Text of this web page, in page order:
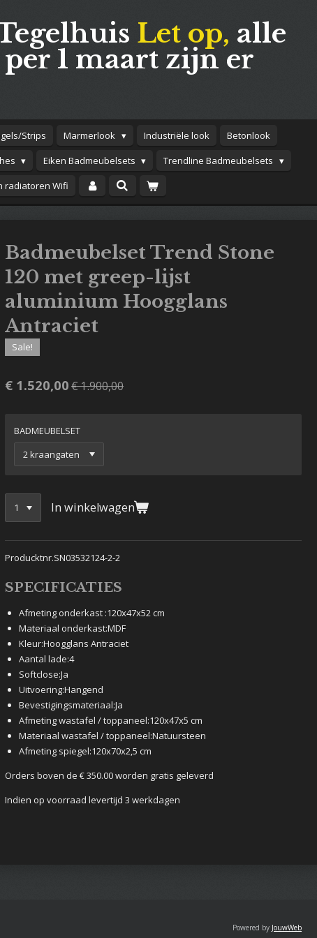
Let op, alle
1 maart zijn er
Strips Marmerlook Industriële look
Betonlook
Eiken Badmeubelsets
Trendline Badmeubelsets
radiatoren Wifi
Badmeubelset Trend Stone
120 met greep-lijst
aluminium Hoogglans
Antraciet
Sale!
€ 1.520,00€ 1.900,00
BADMEUBELSET
In winkelwagen
Producktnr.SN03532124-2-2
SPECIFICATIES
Afmeting onderkast :120x47x52 cm
Materiaal onderkast:MDF
Kleur:Hoogglans Antraciet
Aantal lade:4
Softclose:Ja
Uitvoering:Hangend
Bevestigingsmateriaal:Ja
Afmeting wastafel / toppaneel:120x47x5 cm
Materiaal wastafel / toppaneel:Natuursteen
Afmeting spiegel:120x70x2,5 cm
Orders boven de € 350.00 worden gratis geleverd
Indien op voorraad levertijd 3 werkdagen
Powered by JouwWeb